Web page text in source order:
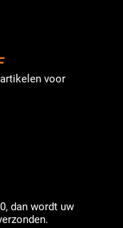
voor
dan wordt uw